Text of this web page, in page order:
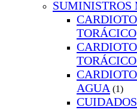
SUMINISTROS
TORÁCICO
AGUA (1)